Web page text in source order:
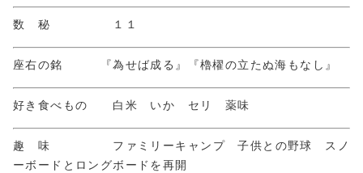
数 秘 １１
座右の銘 『為せば成る』『櫓櫂の立たぬ海もなし』
好き食べもの 白米 いか セリ 薬味
趣 味 ファミリーキャンプ 子供との野球 スノ
ーボードとロングボードを再開